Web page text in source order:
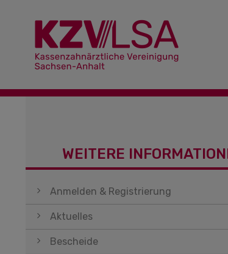
WEITERE
Navigation überspringen
Anmelden & Registrierung
Aktuelles
Bescheide